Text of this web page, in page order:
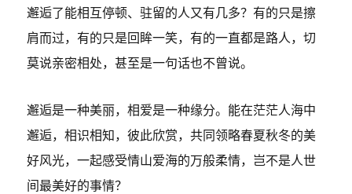
邂逅了能相互停顿、驻留的人又有几多？有的只是擦
肩而过，有的只是回眸一笑，有的一直都是路人，切
莫说亲密相处，甚至是一句话也不曾说。
邂逅是一种美丽，相爱是一种缘分。能在茫茫人海中
邂逅，相识相知，彼此欣赏，共同领略春夏秋冬的美
好风光，一起感受情山爱海的万般柔情，岂不是人世
间最美好的事情？